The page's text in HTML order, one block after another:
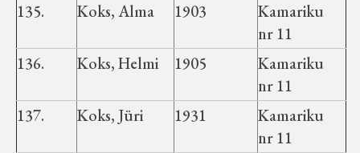
135.
Koks, Alma 1903
Kamariku
nr 11
136.
Koks, Helmi 1905
Kamariku
nr 11
137.
Koks, Jüri 1931
Kamariku
nr 11